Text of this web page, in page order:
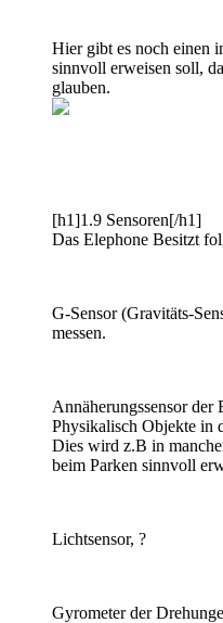
Hier gibt es noch einen
sinnvoll erweisen soll,
glauben.
[h1]1.9 Sensoren[/h1]
Das Elephone Besitzt
G-Sensor (Gravitäts-
messen.
Annäherungssensor
Physikalisch Objekte in
Dies wird z.B in
beim Parken sinnvoll
Lichtsensor, ?
Gyrometer der